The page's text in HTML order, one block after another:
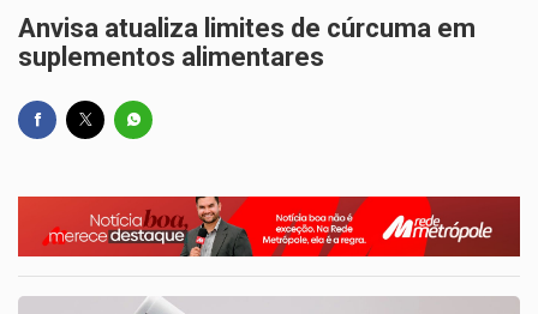
Anvisa atualiza limites de cúrcuma em
suplementos alimentares